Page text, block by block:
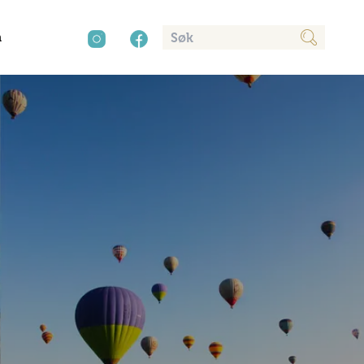
Kultur